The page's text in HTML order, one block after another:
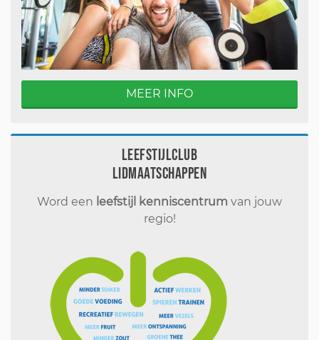
MEER INFO
Leefstijlclub
Lidmaatschappen
Word een leefstijl kenniscentrum van jouw
regio!